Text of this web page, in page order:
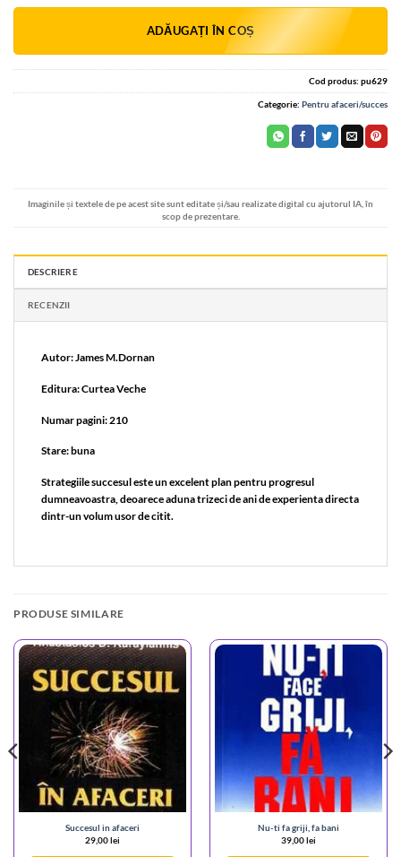
ADĂUGAȚI ÎN COȘ
Cod produs: pu629
Categorie: Pentru afaceri/succes
Imaginile și textele de pe acest site sunt editate și/sau realizate digital cu ajutorul IA, în
scop de prezentare.
DESCRIERE
RECENZII
Autor: James M.Dornan
Editura: Curtea Veche
Numar pagini: 210
Stare: buna
Strategiile succesul este un excelent plan pentru progresul
dumneavoastra, deoarece aduna trizeci de ani de experienta directa
dintr-un volum usor de citit.
PRODUSE SIMILARE
Succesul in afaceri
29,00lei
Nu-ti fa griji, fa bani
39,00lei